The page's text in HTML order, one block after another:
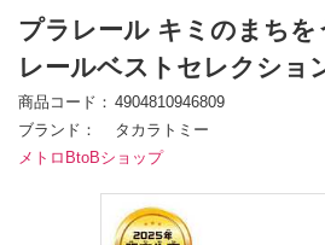
プラレール キミのまち
レールベストセレクショ
商品コード
4904810946809
ブランド
タカラトミー
メトロBtoBショップ